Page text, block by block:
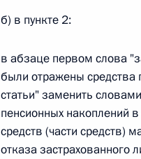
Федеральный закон
О внесении изменений в
Федерального закона «Об
26 июля 2026 года
б) в пункте 2:
в абзаце первом слова
были отражены средства
статьи" заменить
пенсионных накоплений
средств (части средств)
отказа застрахованного